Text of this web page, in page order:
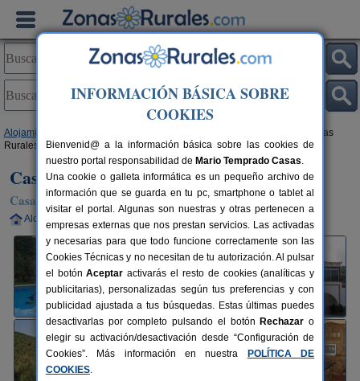
Alojamientos
> Casas
Rurales La Colina
Casas Rurales La Colina
Casa Rural en Las Navas de La Concepción (Sevilla)
Alquiler completo 100 km de Sevilla
INFORMACIÓN BÁSICA SOBRE
COOKIES
Bienvenid@ a la información básica sobre las cookies de
nuestro portal responsabilidad de Mario Temprado Casas.
Una cookie o galleta informática es un pequeño archivo de
información que se guarda en tu pc, smartphone o tablet al
visitar el portal. Algunas son nuestras y otras pertenecen a
empresas externas que nos prestan servicios. Las activadas
y necesarias para que todo funcione correctamente son las
Cookies Técnicas y no necesitan de tu autorización. Al pulsar
el botónAceptar activarás el resto de cookies (analíticas y
publicitarias), personalizadas según tus preferencias y con
publicidad ajustada a tus búsquedas. Estas últimas puedes
desactivarlas por completo pulsando el botón Rechazar o
elegir su activación/desactivación desde “Configuración de
Cookies”. Más información en nuestra
POLÍTICA DE
COOKIES.